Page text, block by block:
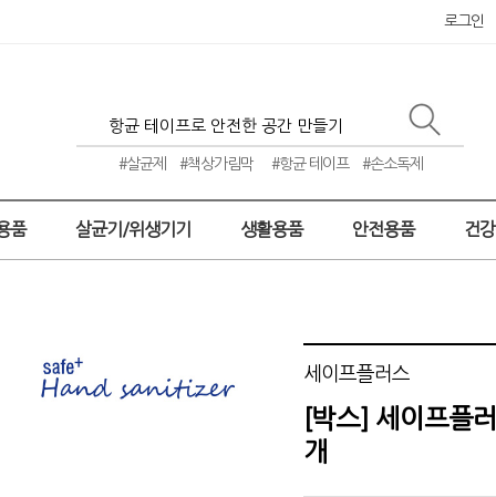
로그인
#살균제 #책상가림막 #항균 테이프 #손소독제
품 살균기/위생기기 생활용품 안전용품 건
세이프플러스
[박스] 세이프플
개